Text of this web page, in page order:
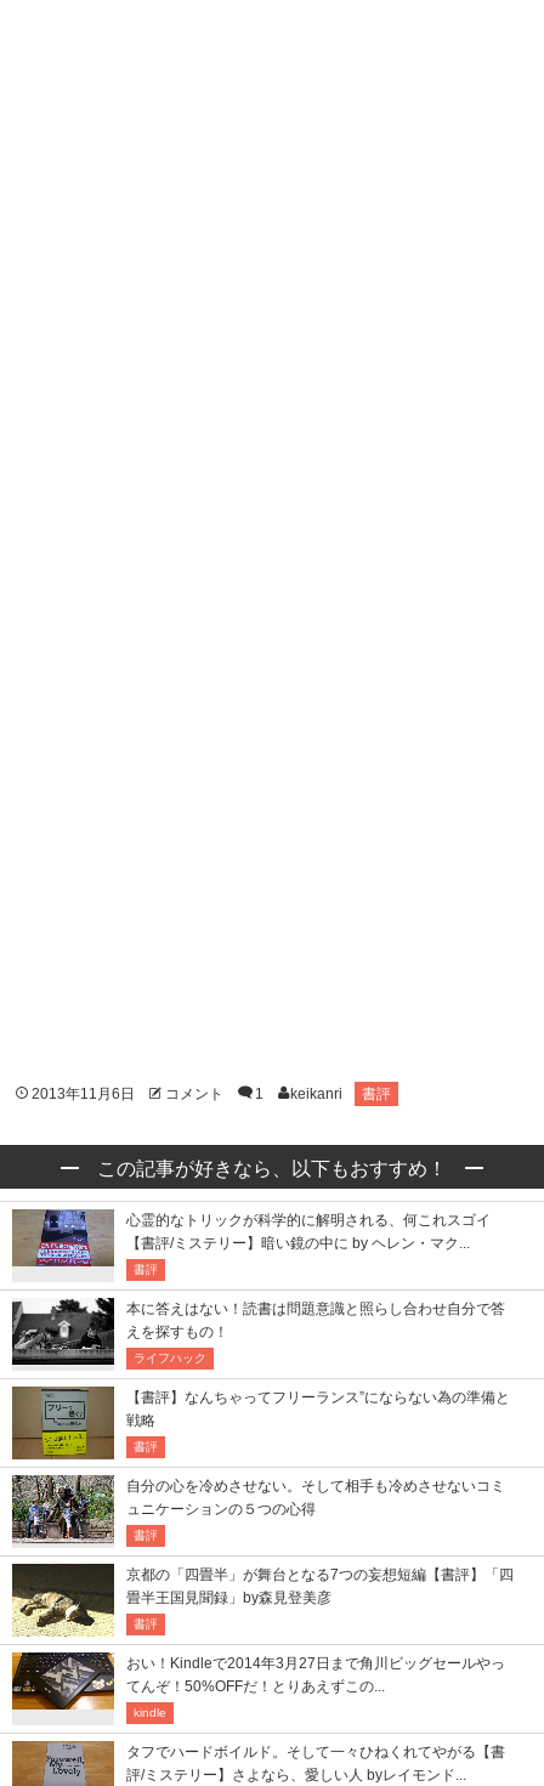
2013年11月6日 コメント 1 keikanri 書評
この記事が好きなら、以下もおすすめ！
心霊的なトリックが科学的に解明される、何これスゴイ
【書評/ミステリー】暗い鏡の中に by ヘレン・マク...
書評
本に答えはない！読書は問題意識と照らし合わせ自分で答
えを探すもの！
ライフハック
【書評】なんちゃってフリーランス”にならない為の準備と
戦略
書評
自分の心を冷めさせない。そして相手も冷めさせないコミ
ュニケーションの５つの心得
書評
京都の「四畳半」が舞台となる7つの妄想短編【書評】「四
畳半王国見聞録」by森見登美彦
書評
おい！Kindleで2014年3月27日まで角川ビッグセールやっ
てんぞ！50%OFFだ！とりあえずこの...
kindle
タフでハードボイルド。そして一々ひねくれてやがる【書
評/ミステリー】さよなら、愛しい人 byレイモンド...